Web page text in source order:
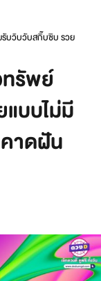
รับวิบวับสกิ๊บซิบ รวย
ทรัพย์
บบไม่มี
คาดฝัน